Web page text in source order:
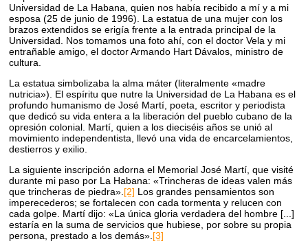
Universidad de La Habana, quien nos había recibido a mí y a mi
esposa (25 de junio de 1996). La estatua de una mujer con los
brazos extendidos se erigía frente a la entrada principal de la
Universidad. Nos tomamos una foto ahí, con el doctor Vela y mi
entrañable amigo, el doctor Armando Hart Dávalos, ministro de
cultura.
La estatua simbolizaba la alma máter (literalmente «madre
nutricia»). El espíritu que nutre la Universidad de La Habana es el
profundo humanismo de José Martí, poeta, escritor y periodista
que dedicó su vida entera a la liberación del pueblo cubano de la
opresión colonial. Martí, quien a los dieciséis años se unió al
movimiento independentista, llevó una vida de encarcelamientos,
destierros y exilio.
La siguiente inscripción adorna el Memorial José Martí, que visité
durante mi paso por La Habana: «Trincheras de ideas valen más
que trincheras de piedra».[2] Los grandes pensamientos son
imperecederos; se fortalecen con cada tormenta y relucen con
cada golpe. Martí dijo: «La única gloria verdadera del hombre [...]
estaría en la suma de servicios que hubiese, por sobre su propia
persona, prestado a los demás».[3]